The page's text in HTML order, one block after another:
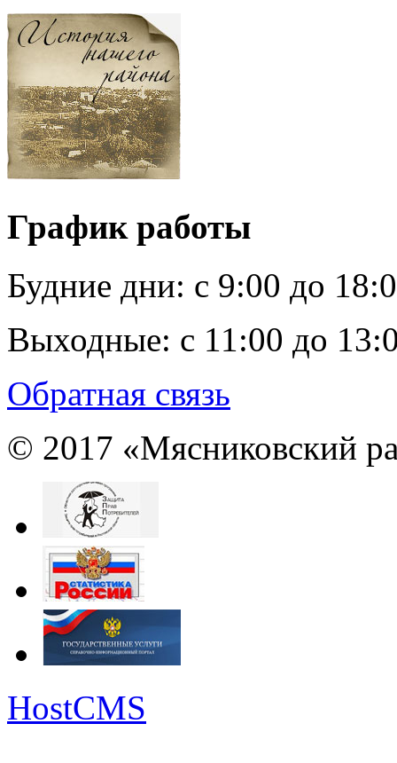
График работы
Будние дни: c 9:00 до
Выходные: с 11:00 до
Обратная связь
© 2017 «Мясниковский
HostCMS